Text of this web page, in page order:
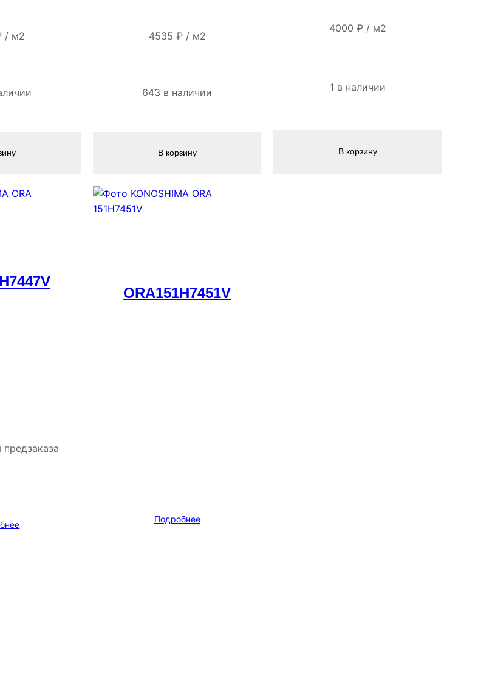
/ м2 4535 ₽/ м2
643 в наличии
В корзину
4000 ₽/ м2
1 в наличии
В корзину
ORA151H7451V
Подробнее